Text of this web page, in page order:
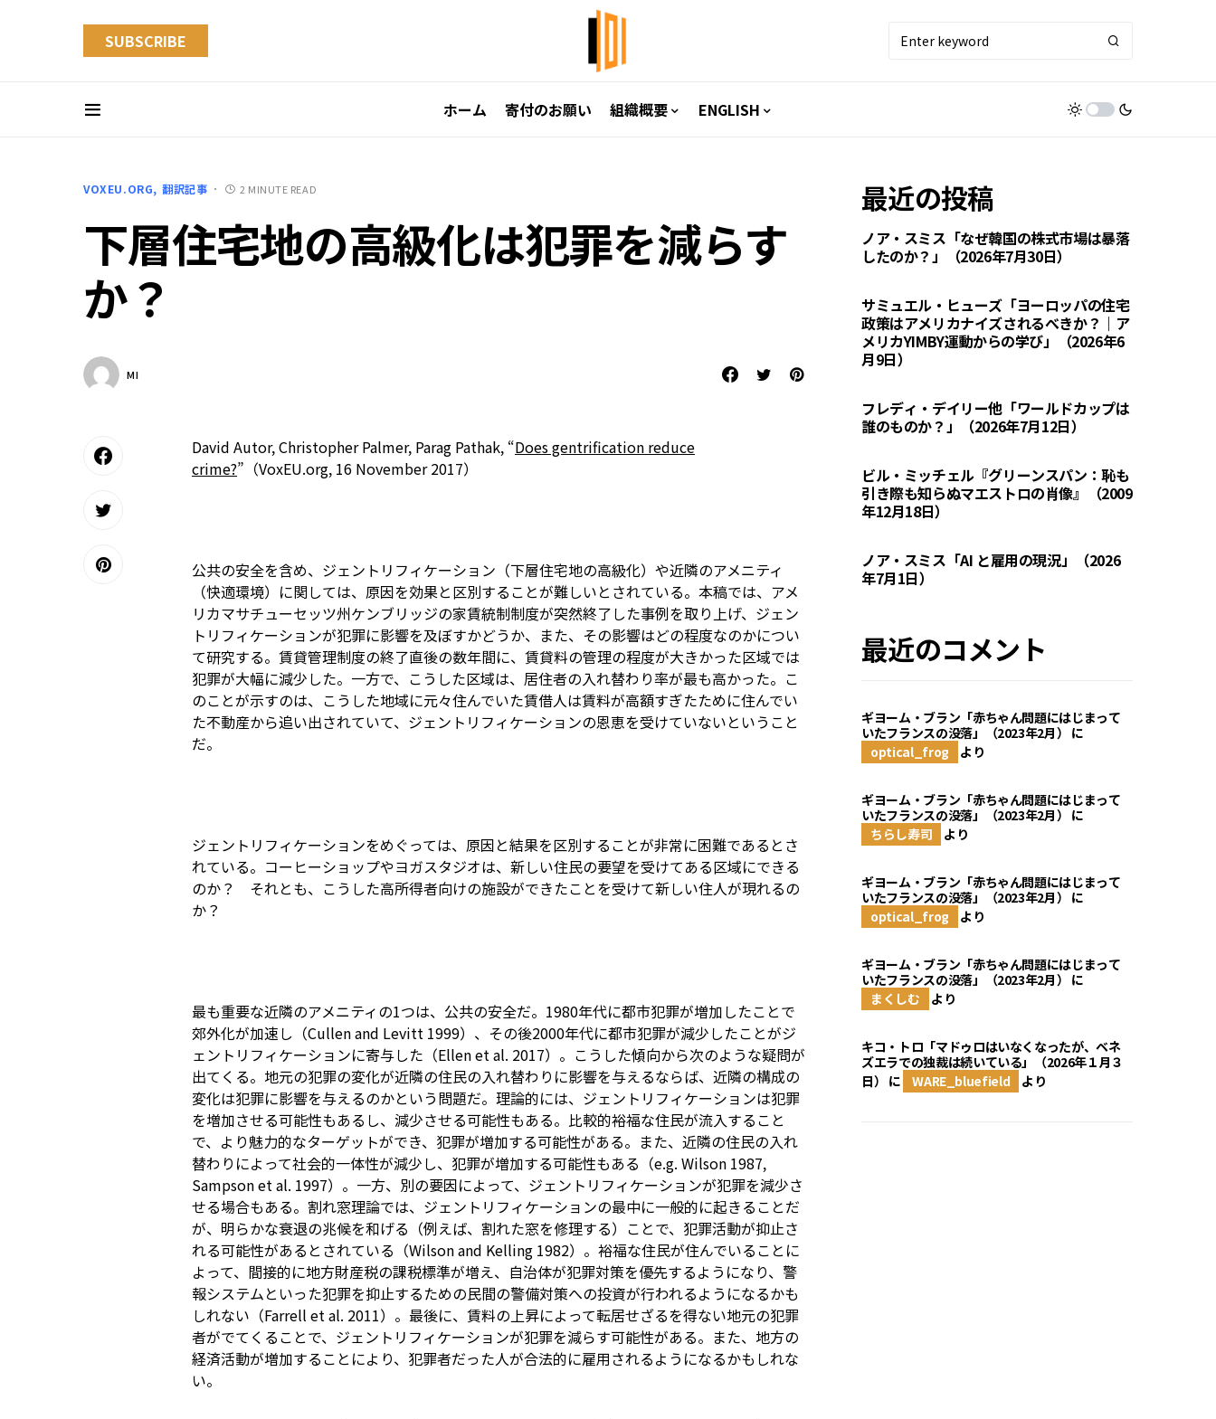
SUBSCRIBE
ホーム 寄付のお願い 組織概要 ENGLISH
VOXEU.ORG 翻訳記事 2 MINUTE READ
下層住宅地の高級化は犯罪を減らす
か？
MI
David Autor, Christopher Palmer, Parag Pathak, “Does gentrification reduce
crime?”（VoxEU.org, 16 November 2017）
公共の安全を含め、ジェントリフィケーション（下層住宅地の高級化）や近隣のアメニティ
（快適環境）に関しては、原因を効果と区別することが難しいとされている。本稿では、アメ
リカマサチューセッツ州ケンブリッジの家賃統制制度が突然終了した事例を取り上げ、ジェン
トリフィケーションが犯罪に影響を及ぼすかどうか、また、その影響はどの程度なのかについ
て研究する。賃貸管理制度の終了直後の数年間に、賃貸料の管理の程度が大きかった区域では
犯罪が大幅に減少した。一方で、こうした区域は、居住者の入れ替わり率が最も高かった。こ
のことが示すのは、こうした地域に元々住んでいた賃借人は賃料が高額すぎたために住んでい
た不動産から追い出されていて、ジェントリフィケーションの恩恵を受けていないということ
だ。
ジェントリフィケーションをめぐっては、原因と結果を区別することが非常に困難であるとさ
れている。コーヒーショップやヨガスタジオは、新しい住民の要望を受けてある区域にできる
のか？ それとも、こうした高所得者向けの施設ができたことを受けて新しい住人が現れるの
か？
最も重要な近隣のアメニティの1つは、公共の安全だ。1980年代に都市犯罪が増加したことで
郊外化が加速し（Cullen and Levitt 1999）、その後2000年代に都市犯罪が減少したことがジ
ェントリフィケーションに寄与した（Ellen et al. 2017）。こうした傾向から次のような疑問が
出てくる。地元の犯罪の変化が近隣の住民の入れ替わりに影響を与えるならば、近隣の構成の
変化は犯罪に影響を与えるのかという問題だ。理論的には、ジェントリフィケーションは犯罪
を増加させる可能性もあるし、減少させる可能性もある。比較的裕福な住民が流入すること
で、より魅力的なターゲットができ、犯罪が増加する可能性がある。また、近隣の住民の入れ
替わりによって社会的一体性が減少し、犯罪が増加する可能性もある（e.g. Wilson 1987,
Sampson et al. 1997）。一方、別の要因によって、ジェントリフィケーションが犯罪を減少さ
せる場合もある。割れ窓理論では、ジェントリフィケーションの最中に一般的に起きることだ
が、明らかな衰退の兆候を和げる（例えば、割れた窓を修理する）ことで、犯罪活動が抑止さ
れる可能性があるとされている（Wilson and Kelling 1982）。裕福な住民が住んでいることに
よって、間接的に地方財産税の課税標準が増え、自治体が犯罪対策を優先するようになり、警
報システムといった犯罪を抑止するための民間の警備対策への投資が行われるようになるかも
しれない（Farrell et al. 2011）。最後に、賃料の上昇によって転居せざるを得ない地元の犯罪
者がでてくることで、ジェントリフィケーションが犯罪を減らす可能性がある。また、地方の
経済活動が増加することにより、犯罪者だった人が合法的に雇用されるようになるかもしれな
い。
最近の投稿
ノア・スミス「なぜ韓国の株式市場は暴落
したのか？」（2026年7月30日）
サミュエル・ヒューズ「ヨーロッパの住宅
政策はアメリカナイズされるべきか？｜ア
メリカYIMBY運動からの学び」（2026年6
月9日）
フレディ・デイリー他「ワールドカップは
誰のものか？」（2026年7月12日）
ビル・ミッチェル『グリーンスパン：恥も
引き際も知らぬマエストロの肖像』（2009
年12月18日）
ノア・スミス「AI と雇用の現況」（2026
年7月1日）
最近のコメント
ギヨーム・ブラン「赤ちゃん問題にはじまって
いたフランスの没落」（2023年2月） に
optical_frog
より
ギヨーム・ブラン「赤ちゃん問題にはじまって
いたフランスの没落」（2023年2月） に
ちらし寿司
より
ギヨーム・ブラン「赤ちゃん問題にはじまって
いたフランスの没落」（2023年2月） に
optical_frog
より
ギヨーム・ブラン「赤ちゃん問題にはじまって
いたフランスの没落」（2023年2月） に
まくしむ
より
キコ・トロ「マドゥロはいなくなったが、ベネ
ズエラでの独裁は続いている」（2026年１月３
日） に WARE_bluefield より